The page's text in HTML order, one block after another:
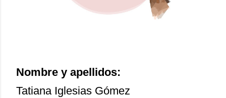
Nombre y apellidos:
Tatiana Iglesias Gómez